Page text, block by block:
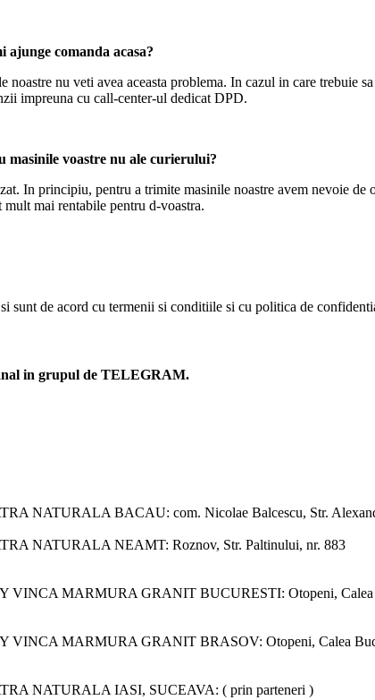
ajunge comanda acasa?
noastre nu veti avea aceasta problema. In cazul in care
impreuna cu call-center-ul dedicat DPD.
masinile voastre nu ale curierului?
In principiu, pentru a trimite masinile noastre avem nevoie
mai rentabile pentru d-voastra.
sunt de acord cu termenii si conditiile si cu politica de
in grupul de TELEGRAM.
NATURALA BACAU: com. Nicolae Balcescu, Str.
NATURALA NEAMT: Roznov, Str. Paltinului, nr. 883
VINCA MARMURA GRANIT BUCURESTI: Otopeni,
VINCA MARMURA GRANIT BRASOV: Otopeni, Calea
NATURALA IASI, SUCEAVA: ( prin parteneri )